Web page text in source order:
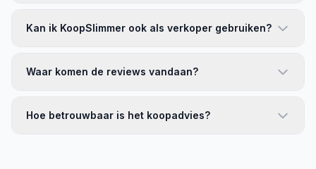
Kan ik KoopSlimmer ook als verkoper gebruiken?
Waar komen de reviews vandaan?
Hoe betrouwbaar is het koopadvies?